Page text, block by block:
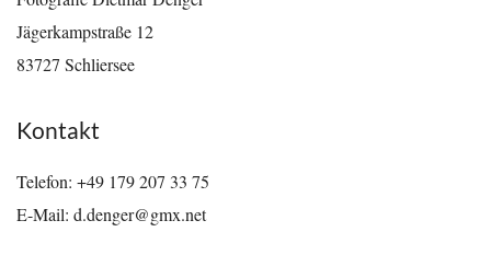
Jägerkampstraße 12
83727 Schliersee
Kontakt
Telefon: +49 179 207 33 75
E-Mail: d.denger@gmx.net